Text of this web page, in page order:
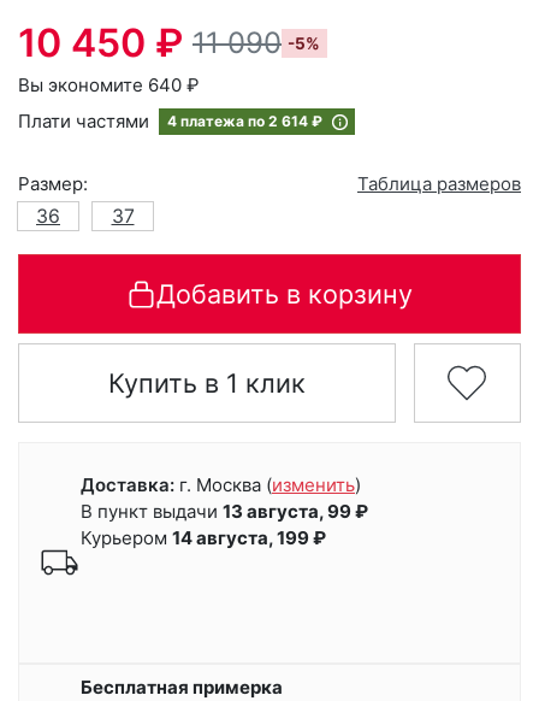
10 450 ₽ 11 090 -5%
Вы экономите 640 ₽
Плати частями
4 платежа по 2 614 ₽
Размер:
Таблица размеров
36
37
Добавить в корзину
Купить в 1 клик
Доставка: г. Москва (изменить)
В пункт выдачи 13 августа, 99 ₽
Курьером 14 августа, 199 ₽
Бесплатная примерка